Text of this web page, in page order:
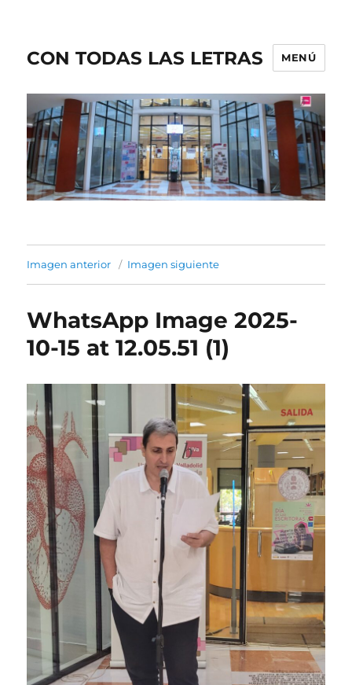
CON TODAS LAS LETRAS MENÚ
Imagen anterior Imagen siguiente
WhatsApp Image 2025-
10-15 at 12.05.51 (1)